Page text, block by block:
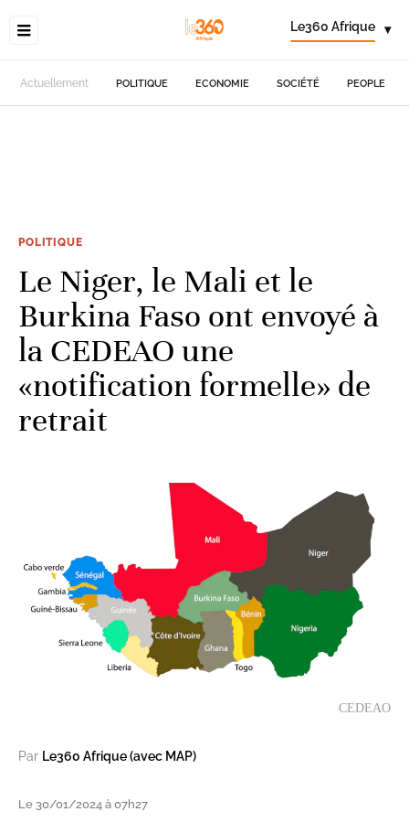
Le360 Afrique ▾
Actuellement POLITIQUE ECONOMIE SOCIÉTÉ PEOPLE
POLITIQUE
Le Niger, le Mali et le
Burkina Faso ont envoyé à
la CEDEAO une
«notification formelle» de
retrait
CEDEAO
Par Le360 Afrique (avec MAP)
Le 30/01/2024 à 07h27